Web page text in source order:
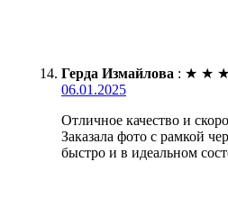
Герда Измайлова : ★ ★ ★
06.01.2025
Отличное качество и
Заказала фото с рамкой
быстро и в идеальном